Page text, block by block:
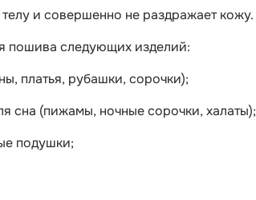
и совершенно не раздражает кожу.
пошива следующих изделий:
платья, рубашки, сорочки);
сна (пижамы, ночные сорочки, халаты);
подушки;